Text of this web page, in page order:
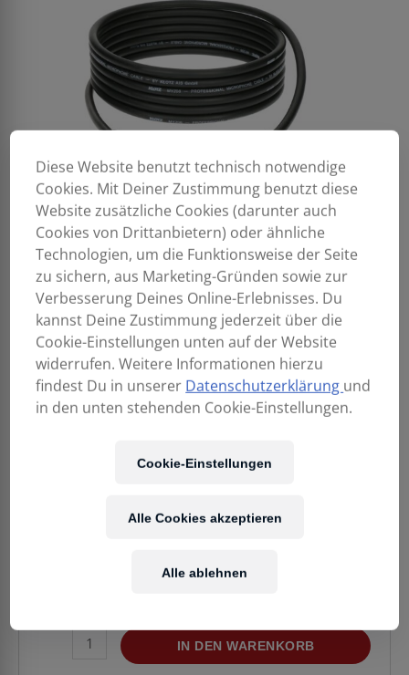
Lieferzeit: ca. 2-5 Werktage
KLOTZ
M1FS1B0300
IN DEN WARENKORB
Diese Website benutzt technisch notwendige
Cookies. Mit Deiner Zustimmung benutzt diese
Website zusätzliche Cookies (darunter auch
Cookies von Drittanbietern) oder ähnliche
Technologien, um die Funktionsweise der Seite
zu sichern, aus Marketing-Gründen sowie zur
Verbesserung Deines Online-Erlebnisses. Du
kannst Deine Zustimmung jederzeit über die
Cookie-Einstellungen unten auf der Website
widerrufen. Weitere Informationen hierzu
findest Du in unserer Datenschutzerklärung und
in den unten stehenden Cookie-Einstellungen.
Cookie-Einstellungen
Alle ablehnen
Alle Cookies akzeptieren